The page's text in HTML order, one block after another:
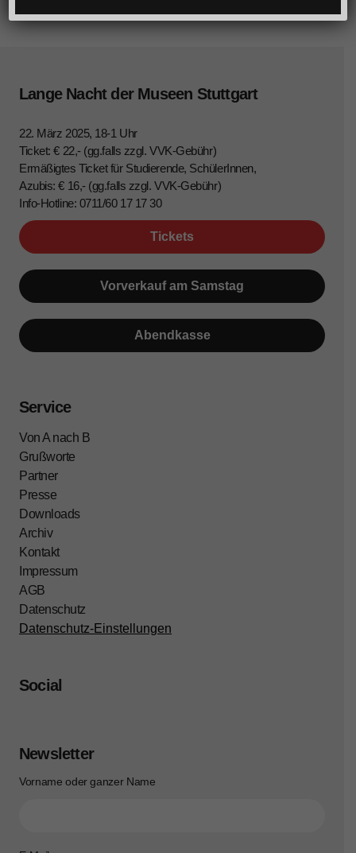
Lange Nacht der Museen Stuttgart
22. März 2025, 18-1 Uhr
Ticket: € 22,- (gg.falls zzgl. VVK-Gebühr)
Ermäßigtes Ticket für Studierende, SchülerInnen,
Azubis: € 16,- (gg.falls zzgl. VVK-Gebühr)
Info-Hotline: 0711/60 17 17 30
Tickets
Vorverkauf am Samstag
Abendkasse
Service
Von A nach B
Grußworte
Partner
Presse
Downloads
Archiv
Kontakt
Impressum
AGB
Datenschutz
Datenschutz-Einstellungen
Social
Newsletter
Vorname oder ganzer Name